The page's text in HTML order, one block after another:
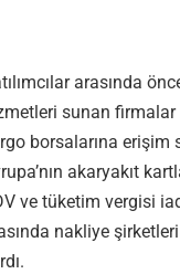
arasında
sunan firmalar
borsalarına erişim
akaryakıt
ve tüketim vergisi
nakliye